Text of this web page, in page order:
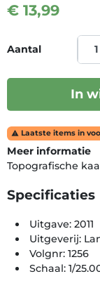
€ 13,99
Aantal
In
 Laatste items in
Meer informatie
Topografische
Specificaties
Uitgave: 2011
Uitgeverij:
Volgnr: 1256
Schaal: 1/